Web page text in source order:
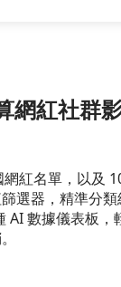
網紅社群
紅名單，以及
選器，精準分類
AI 數據儀表板，